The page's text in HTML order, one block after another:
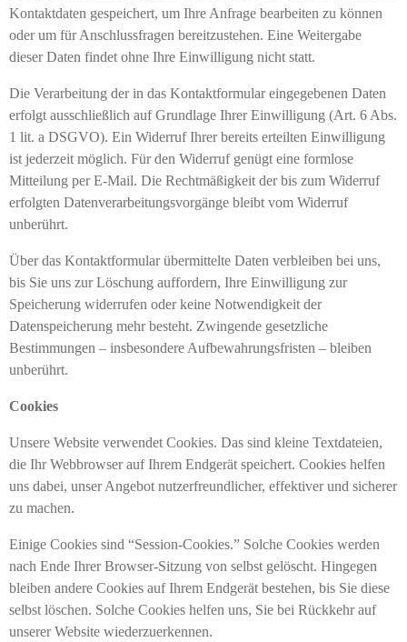
Kontaktdaten gespeichert, um Ihre Anfrage bearbeiten zu können
oder um für Anschlussfragen bereitzustehen. Eine Weitergabe
dieser Daten findet ohne Ihre Einwilligung nicht statt.
Die Verarbeitung der in das Kontaktformular eingegebenen Daten
erfolgt ausschließlich auf Grundlage Ihrer Einwilligung (Art. 6 Abs.
1 lit. a DSGVO). Ein Widerruf Ihrer bereits erteilten Einwilligung
ist jederzeit möglich. Für den Widerruf genügt eine formlose
Mitteilung per E-Mail. Die Rechtmäßigkeit der bis zum Widerruf
erfolgten Datenverarbeitungsvorgänge bleibt vom Widerruf
unberührt.
Über das Kontaktformular übermittelte Daten verbleiben bei uns,
bis Sie uns zur Löschung auffordern, Ihre Einwilligung zur
Speicherung widerrufen oder keine Notwendigkeit der
Datenspeicherung mehr besteht. Zwingende gesetzliche
Bestimmungen – insbesondere Aufbewahrungsfristen – bleiben
unberührt.
Cookies
Unsere Website verwendet Cookies. Das sind kleine Textdateien,
die Ihr Webbrowser auf Ihrem Endgerät speichert. Cookies helfen
uns dabei, unser Angebot nutzerfreundlicher, effektiver und sicherer
zu machen.
Einige Cookies sind “Session-Cookies.” Solche Cookies werden
nach Ende Ihrer Browser-Sitzung von selbst gelöscht. Hingegen
bleiben andere Cookies auf Ihrem Endgerät bestehen, bis Sie diese
selbst löschen. Solche Cookies helfen uns, Sie bei Rückkehr auf
unserer Website wiederzuerkennen.